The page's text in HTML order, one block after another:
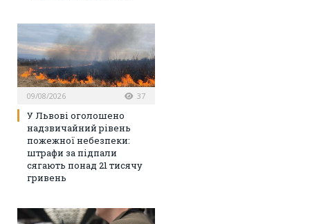
09/08/2026 37
У Львові оголошено
надзвичайний рівень
пожежної небезпеки:
штрафи за підпали
сягають понад 21 тисячу
гривень